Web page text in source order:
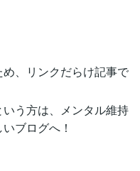
、リンクだらけ記事で
う方は、メンタル維持
ブログへ！